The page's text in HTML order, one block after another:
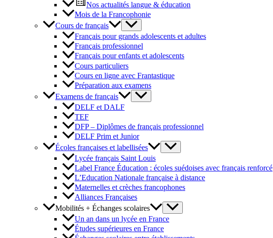
Nos actualités langue & éducation
Mois de la Francophonie
Cours de français
Français pour grands adolescents et adultes
Français professionnel
Français pour enfants et adolescents
Cours particuliers
Cours en ligne avec Frantastique
Préparation aux examens
Examens de français
DELF et DALF
TEF
DFP – Diplômes de français professionnel
DELF Prim et Junior
Écoles françaises et labellisées
Lycée français Saint Louis
Label France Éducation : écoles suédoises avec français renforcé
L’Education Nationale française à distance
Maternelles et crèches francophones
Alliances Françaises
Mobilités + Échanges scolaires
Un an dans un lycée en France
Études supérieures en France